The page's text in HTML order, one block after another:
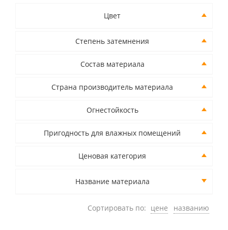
Цвет
Степень затемнения
Состав материала
Страна производитель материала
Огнестойкость
Пригодность для влажных помещений
Ценовая категория
Название материала
Сортировать по: цене названию